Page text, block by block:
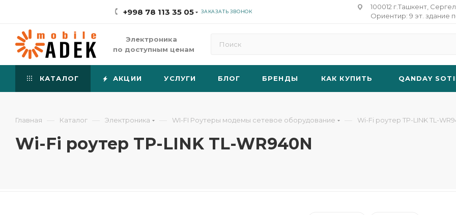
+998 78 113 35 05 ЗАКАЗАТЬ ЗВОНОК
100012 г.Ташкент,
Ориентир: 9 эт. здание
Электроника
по доступным ценам
КАТАЛОГ АКЦИИ УСЛУГИ БЛОГ БРЕНДЫ КАК КУПИТЬ QANDAY
Главная — Каталог — Электроника — WI-FI Роутеры модемы сетевое оборудование — Wi-Fi роутер TP-LINK TL-
Wi-Fi роутер TP-LINK TL-WR940N